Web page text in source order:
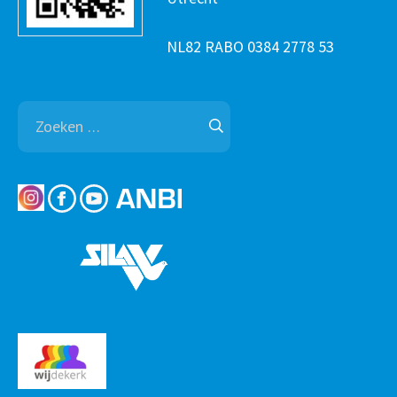
NL82 RABO 0384 2778 53
Zoeken
naar: